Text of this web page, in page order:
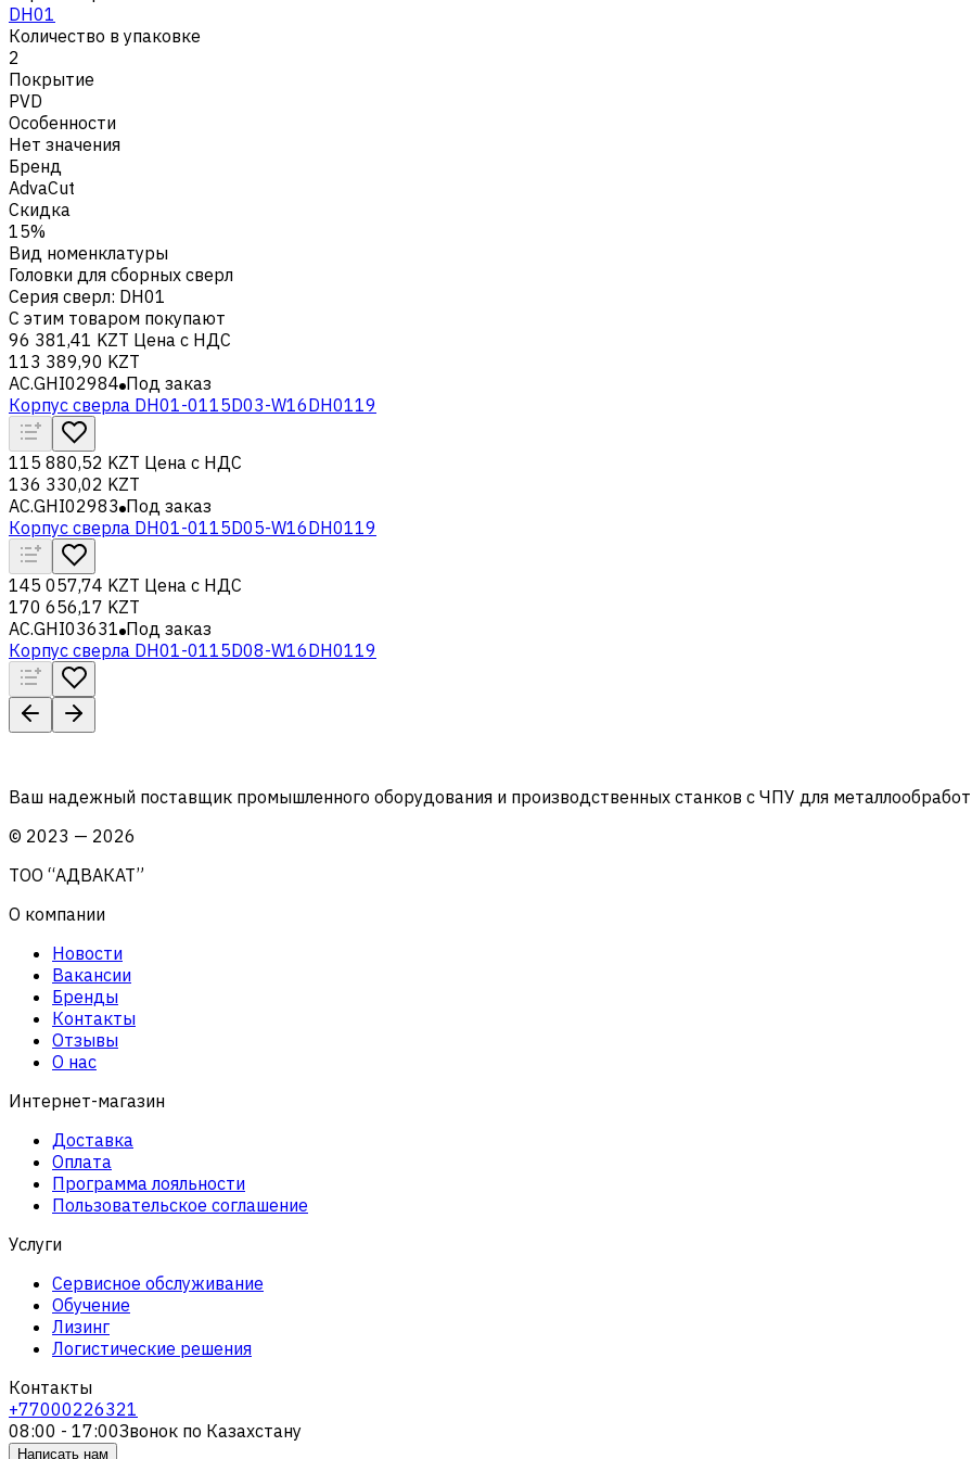
DH01
Количество в упаковке
2
Покрытие
PVD
Особенности
Нет значения
Бренд
AdvaCut
Скидка
15%
Вид номенклатуры
Головки для сборных сверл
Серия сверл: DH01
С этим товаром покупают
96 381,41 KZT Цена с НДС
113 389,90 KZT
AC.GHI02984 Под заказ
Корпус сверла DH01-0115D03-W16DH0119
115 880,52 KZT Цена с НДС
136 330,02 KZT
AC.GHI02983 Под заказ
Корпус сверла DH01-0115D05-W16DH0119
145 057,74 KZT Цена с НДС
170 656,17 KZT
AC.GHI03631 Под заказ
Корпус сверла DH01-0115D08-W16DH0119
Ваш надежный поставщик промышленного оборудования и производственных станков с ЧПУ для
© 2023 — 2026
ТОО “АДВАКАТ”
О компании
Новости
Вакансии
Бренды
Контакты
Отзывы
О нас
Интернет-магазин
Доставка
Оплата
Программа лояльности
Пользовательское соглашение
Услуги
Сервисное обслуживание
Обучение
Лизинг
Логистические решения
Контакты
+77000226321
08:00 - 17:00Звонок по Казахстану
Написать нам